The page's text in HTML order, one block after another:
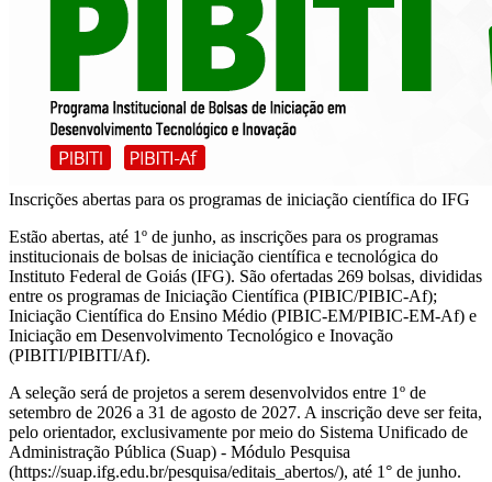
Inscrições abertas para os programas de iniciação científica do IFG
Estão abertas, até 1º de junho, as inscrições para os programas
institucionais de bolsas de iniciação científica e tecnológica do
Instituto Federal de Goiás (IFG). São ofertadas 269 bolsas, divididas
entre os programas de Iniciação Científica (PIBIC/PIBIC-Af);
Iniciação Científica do Ensino Médio (PIBIC-EM/PIBIC-EM-Af) e
Iniciação em Desenvolvimento Tecnológico e Inovação
(PIBITI/PIBITI/Af).
A seleção será de projetos a serem desenvolvidos entre 1º de
setembro de 2026 a 31 de agosto de 2027. A inscrição deve ser feita,
pelo orientador, exclusivamente por meio do Sistema Unificado de
Administração Pública (Suap) - Módulo Pesquisa
(https://suap.ifg.edu.br/pesquisa/editais_abertos/), até 1° de junho.